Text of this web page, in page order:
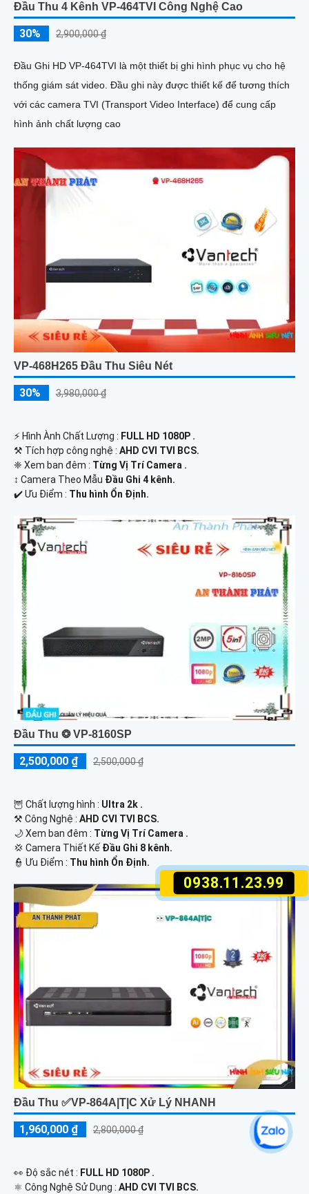
0938.11.23.99
Đầu Thu 4 Kênh VP-464TVI Công Nghệ Cao
30% 2,900,000 ₫
Đầu Ghi HD VP-464TVI là một thiết bị ghi hình phục vụ cho hệ
thống giám sát video. Đầu ghi này được thiết kế để tương thích
với các camera TVI (Transport Video Interface) để cung cấp
hình ảnh chất lượng cao
VP-468H265 Đầu Thu Siêu Nét
30% 3,980,000 ₫
️⚡ Hình Ành Chất Lượng : FULL HD 1080P .
⚒ Tích hợp công nghệ : AHD CVI TVI BCS.
❈ Xem ban đêm : Từng Vị Trí Camera .
↕️ Camera Theo Mẫu Đầu Ghi 4 kênh.
️✔️ Ưu Điểm : Thu hình Ổn Định.
Đầu Thu ❂ VP-8160SP
2,500,000 ₫ 2,500,000 ₫
🦉 Chất lượng hình : Ultra 2k .
⚒ Công Nghệ : AHD CVI TVI BCS.
🌙 Xem ban đêm : Từng Vị Trí Camera .
💢 Camera Thiết Kế Đầu Ghi 8 kênh.
️👮 Ưu Điểm : Thu hình Ổn Định.
Đầu Thu ✅VP-864A|T|C Xử Lý NHANH
1,960,000 ₫ 2,800,000 ₫
️👀 Độ sắc nét : FULL HD 1080P .
⚛️ Công Nghệ Sử Dụng : AHD CVI TVI BCS.